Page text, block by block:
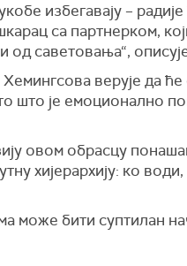
избегавају –
са партнерком,
од саветовања“,
верује да
што је емоционално
овом обрасцу
хијерархију: ко
може бити суптилан